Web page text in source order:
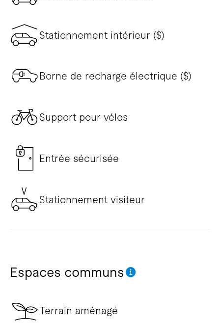
Stationnement intérieur ($)
Borne de recharge électrique ($)
Support pour vélos
Entrée sécurisée
Stationnement visiteur
Espaces communs
Terrain aménagé